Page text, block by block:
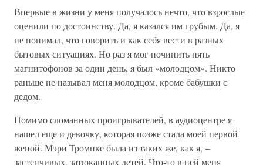
Впервые в жизни у меня получалось нечто, что взрослые
оценили по достоинству. Да, я казался им грубым. Да, я
не понимал, что говорить и как себя вести в разных
бытовых ситуациях. Но раз я мог починить пять
магнитофонов за один день, я был «молодцом». Никто
раньше не называл меня молодцом, кроме бабушки с
дедом.
Помимо сломанных проигрывателей, в аудиоцентре я
нашел еще и девочку, которая позже стала моей первой
женой. Мэри Тромпке была из таких же, как я, –
застенчивых, затюканных детей. Что-то в ней меня